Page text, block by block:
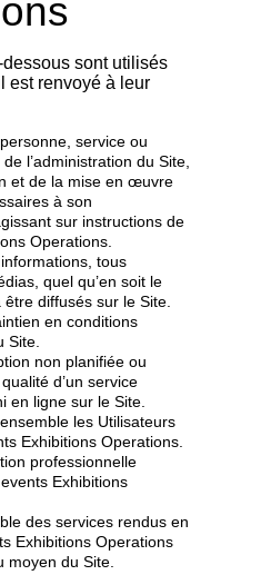
sont utilisés
est renvoyé à leur
service ou
l’administration du Site,
et de la mise en œuvre
à son
sur instructions de
Operations.
tous
quel qu’en soit le
diffusés sur le Site.
en conditions
Site.
non planifiée ou
d’un service
en ligne sur le Site.
les Utilisateurs
Exhibitions Operations.
professionnelle
Exhibitions
des services rendus en
Exhibitions Operations
moyen du Site.